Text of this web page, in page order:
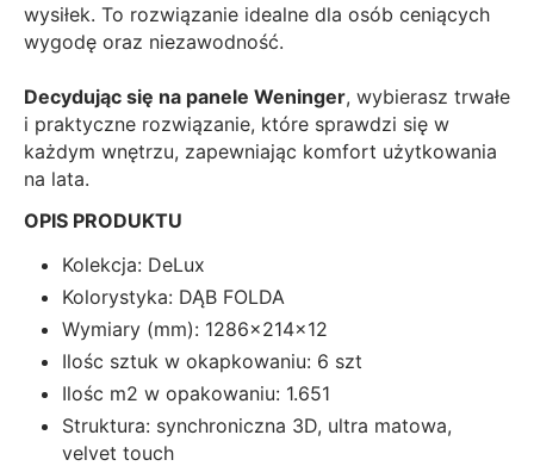
wysiłek. To rozwiązanie idealne dla osób ceniących
wygodę oraz niezawodność.
Decydując się na panele Weninger, wybierasz trwałe
i praktyczne rozwiązanie, które sprawdzi się w
każdym wnętrzu, zapewniając komfort użytkowania
na lata.
OPIS PRODUKTU
Kolekcja: DeLux
Kolorystyka: DĄB FOLDA
Wymiary (mm): 1286x214x12
Ilośc sztuk w okapkowaniu: 6 szt
Ilośc m2 w opakowaniu: 1.651
Struktura: synchroniczna 3D, ultra matowa,
velvet touch